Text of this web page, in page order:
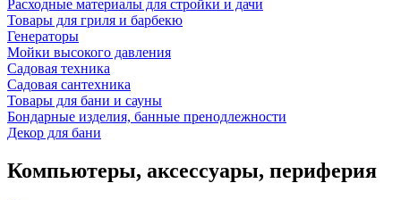
Расходные материалы для стройки и дачи
Товары для гриля и барбекю
Генераторы
Мойки высокого давления
Садовая техника
Садовая сантехника
Товары для бани и сауны
Бондарные изделия, банные пренодлежности
Декор для бани
Компьютеры, аксессуары, периферия